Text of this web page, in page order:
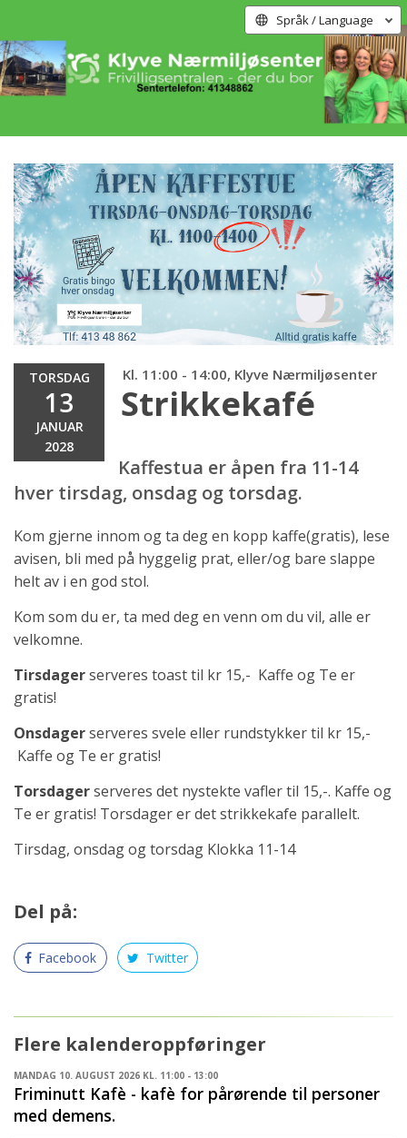
Språk / Language
TORSDAG
13
JANUAR
2028
Kl. 11:00 - 14:00, Klyve Nærmiljøsenter
Strikkekafé
Kaffestua er åpen fra 11-14
hver tirsdag, onsdag og torsdag.
Kom gjerne innom og ta deg en kopp kaffe(gratis), lese
avisen, bli med på hyggelig prat, eller/og bare slappe
helt av i en god stol.
Kom som du er, ta med deg en venn om du vil, alle er
velkomne.
Tirsdagerserveres toast til kr 15,- Kaffe og Te er
gratis!
Onsdagerserveres svele eller rundstykker til kr 15,-
Kaffe og Te er gratis!
Torsdagerserveres det nystekte vafler til 15,-. Kaffe og
Te er gratis! Torsdager er det strikkekafe parallelt.
Tirsdag, onsdag og torsdag Klokka 11-14
Del på:
Facebook Twitter
Flere kalenderoppføringer
MANDAG 10. AUGUST 2026 KL. 11:00 - 13:00
Friminutt Kafè - kafè for pårørende til personer
med demens.